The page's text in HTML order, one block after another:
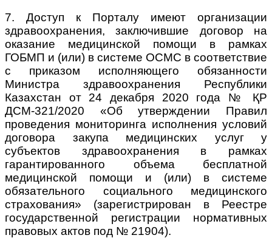
7. Доступ к Порталу имеют организации
здравоохранения, заключившие договор на
оказание медицинской помощи в рамках
ГОБМП и (или) в системе ОСМС в соответствие
с приказом исполняющего обязанности
Министра здравоохранения Республики
Казахстан от 24 декабря 2020 года № ҚР
ДСМ-321/2020 «Об утверждении Правил
проведения мониторинга исполнения условий
договора закупа медицинских услуг у
субъектов здравоохранения в рамках
гарантированного объема бесплатной
медицинской помощи и (или) в системе
обязательного социального медицинского
страхования» (зарегистрирован в Реестре
государственной регистрации нормативных
правовых актов под № 21904).